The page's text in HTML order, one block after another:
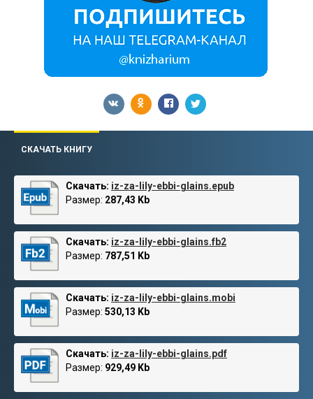
СКАЧАТЬ КНИГУ
Скачать: iz-za-lily-ebbi-glains.epub
Размер: 287,43 Kb
Скачать: iz-za-lily-ebbi-glains.fb2
Размер: 787,51 Kb
Скачать: iz-za-lily-ebbi-glains.mobi
Размер: 530,13 Kb
Скачать: iz-za-lily-ebbi-glains.pdf
Размер: 929,49 Kb